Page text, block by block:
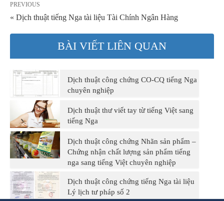
PREVIOUS
« Dịch thuật tiếng Nga tài liệu Tài Chính Ngân Hàng
BÀI VIẾT LIÊN QUAN
Dịch thuật công chứng CO-CQ tiếng Nga
chuyên nghiệp
Dịch thuật thư viết tay từ tiếng Việt sang
tiếng Nga
Dịch thuật công chứng Nhãn sản phẩm –
Chứng nhận chất lượng sản phẩm tiếng
nga sang tiếng Việt chuyên nghiệp
Dịch thuật công chứng tiếng Nga tài liệu
Lý lịch tư pháp số 2